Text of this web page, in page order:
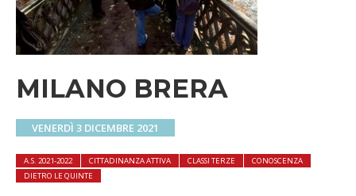
MILANO BRERA
VENERDÌ 3 DICEMBRE 2021
A.S. 2021-2022 CITTADINANZA ATTIVA CLASSI TERZE
CONOSCENZA
DIETRO LE QUINTE